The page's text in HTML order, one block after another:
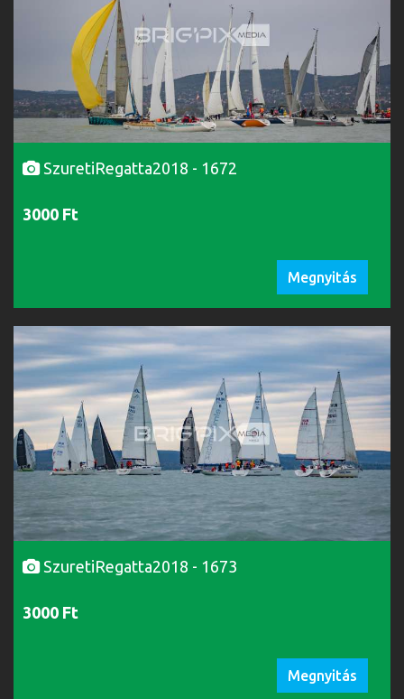
SzuretiRegatta2018 - 1672
3000 Ft
Megnyitás
SzuretiRegatta2018 - 1673
3000 Ft
Megnyitás